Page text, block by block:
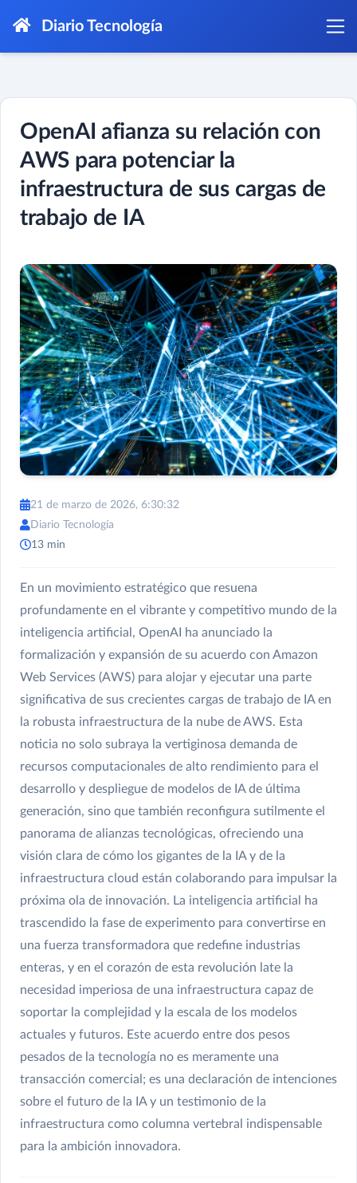
Diario Tecnología
OpenAI afianza su relación con
AWS para potenciar la
infraestructura de sus cargas de
trabajo de IA
21 de marzo de 2026, 6:30:32
Diario Tecnología
13 min
En un movimiento estratégico que resuena
profundamente en el vibrante y competitivo mundo de la
inteligencia artificial, OpenAI ha anunciado la
formalización y expansión de su acuerdo con Amazon
Web Services (AWS) para alojar y ejecutar una parte
significativa de sus crecientes cargas de trabajo de IA en
la robusta infraestructura de la nube de AWS. Esta
noticia no solo subraya la vertiginosa demanda de
recursos computacionales de alto rendimiento para el
desarrollo y despliegue de modelos de IA de última
generación, sino que también reconfigura sutilmente el
panorama de alianzas tecnológicas, ofreciendo una
visión clara de cómo los gigantes de la IA y de la
infraestructura cloud están colaborando para impulsar la
próxima ola de innovación. La inteligencia artificial ha
trascendido la fase de experimento para convertirse en
una fuerza transformadora que redefine industrias
enteras, y en el corazón de esta revolución late la
necesidad imperiosa de una infraestructura capaz de
soportar la complejidad y la escala de los modelos
actuales y futuros. Este acuerdo entre dos pesos
pesados de la tecnología no es meramente una
transacción comercial; es una declaración de intenciones
sobre el futuro de la IA y un testimonio de la
infraestructura como columna vertebral indispensable
para la ambición innovadora.